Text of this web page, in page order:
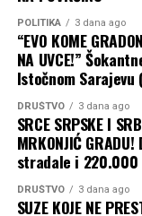
studente za 50
Stanivuković je
legalizaciju i 50
riječima, u
10.000 kuća, dok
trebalo da počne
Najavljeni projekti
saobraćajnu
POLITIKA 3 dana ago
“EVO KOME
NA UVCE!”
Istočnom Sarajevu
DRUŠTVO 3 dana ago
SRCE SRPSKE I
MRKONJIĆ
stradale i
DRUŠTVO 3 dana ago
SUZE KOJE NE